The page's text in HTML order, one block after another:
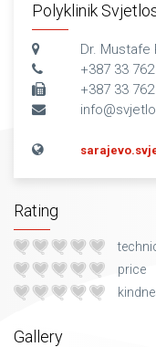
Polyklinik
Dr. Mustafe
+387 33
+387 33 762
Rating
price
Gallery